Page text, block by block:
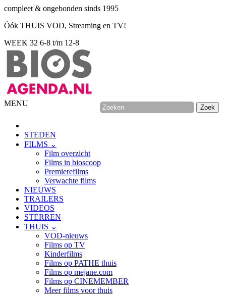
compleet & ongebonden sinds 1995
Óók THUIS VOD, Streaming en TV!
WEEK 32 6-8 t/m 12-8
MENU
STEDEN
FILMS ⌄
Film overzicht
Films in bioscoop
Premierefilms
Verwachte films
NIEUWS
TRAILERS
VIDEOS
STERREN
THUIS ⌄
VOD-nieuws
Films op TV
Kinderfilms
Films op PATHE thuis
Films op mejane.com
Films op CINEMEMBER
Meer films voor thuis